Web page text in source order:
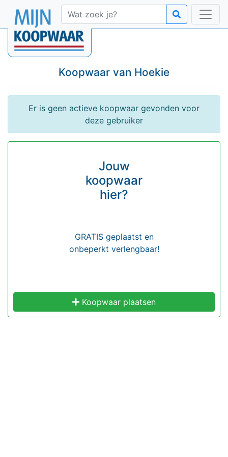
Koopwaar van Hoekie
Er is geen actieve koopwaar gevonden voor
deze gebruiker
Jouw
koopwaar
hier?
GRATIS geplaatst en
onbeperkt verlengbaar!
Koopwaar plaatsen